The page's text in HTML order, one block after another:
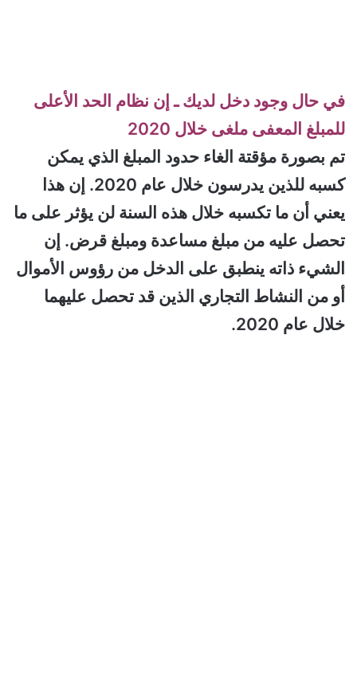
في حال وجود دخل لديك ـ إن نظام الحد الأعلى
للمبلغ المعفى ملغى خلال 2020
تم بصورة مؤقتة الغاء حدود المبلغ الذي يمكن
كسبه للذين يدرسون خلال عام 2020. إن هذا
يعني أن ما تكسبه خلال هذه السنة لن يؤثر على ما
تحصل عليه من مبلغ مساعدة ومبلغ قرض. إن
الشيء ذاته ينطبق على الدخل من رؤوس الأموال
أو من النشاط التجاري الذين قد تحصل عليهما
خلال عام 2020.